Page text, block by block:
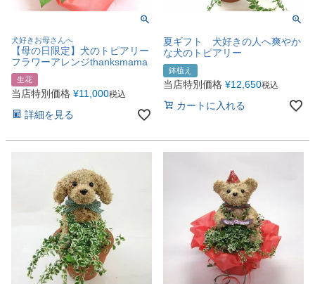
犬好きお母さんへ
【母の日限定】犬のトピアリー
フラワーアレンジthanksmama
生花
当店特別価格 ¥11,000税込
詳細を見る
夏ギフト 犬好きの人へ爽やか
な犬のトピアリー
鉢植え
当店特別価格 ¥12,650税込
カートに入れる